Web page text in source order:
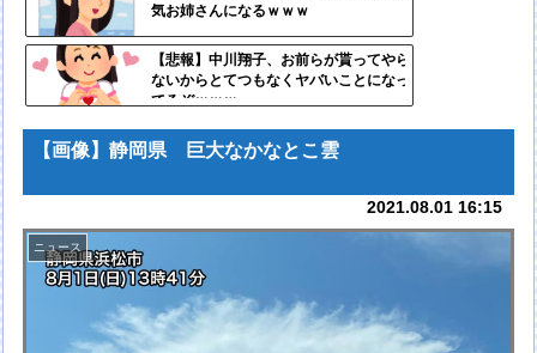
気お姉さんになるｗｗｗ
【悲報】中川翔子、お前らが貰ってやら
ないからとてつもなくヤバいことになっ
てるぞｗｗｗ
更新
ツー
【画像】静岡県 巨大なかなとこ雲
2021.08.01 16:15
ニュース